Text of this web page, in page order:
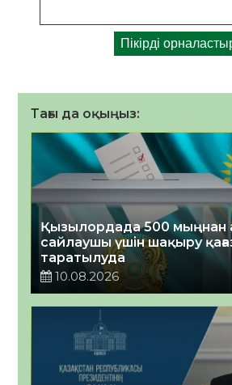
Тағы да оқыңыз:
Қызылордада 500 мыңнан
сайлаушы үшін шақыру
таратылуда
10.08.2026